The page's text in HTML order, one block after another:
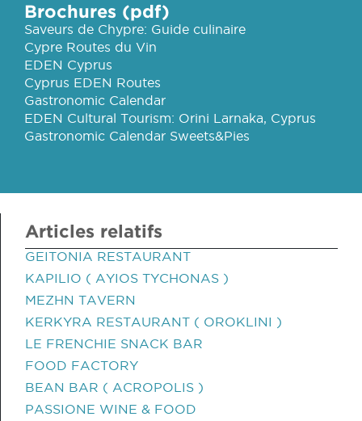
Brochures (pdf)
Saveurs de Chypre: Guide culinaire
Cypre Routes du Vin
EDEN Cyprus
Cyprus EDEN Routes
Gastronomic Calendar
EDEN Cultural Tourism: Orini Larnaka, Cyprus
Gastronomic Calendar Sweets&Pies
Articles relatifs
GEITONIA RESTAURANT
KAPILIO ( AYIOS TYCHONAS )
MEZHN TAVERN
KERKYRA RESTAURANT ( OROKLINI )
LE FRENCHIE SNACK BAR
FOOD FACTORY
BEAN BAR ( ACROPOLIS )
PASSIONE WINE & FOOD